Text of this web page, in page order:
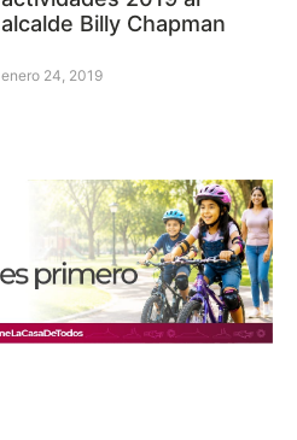
alcalde Billy Chapman
enero 24, 2019